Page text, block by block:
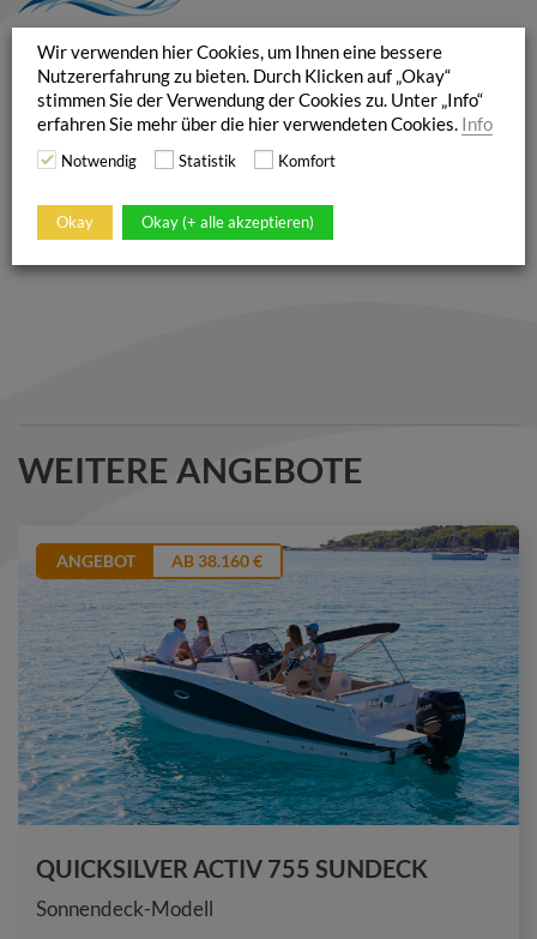
WEITERE ANGEBOTE
ANGEBOT AB 38.160 €
QUICKSILVER ACTIV 755 SUNDECK
Sonnendeck-Modell
Wir verwenden hier Cookies, um Ihnen eine bessere
Nutzererfahrung zu bieten. Durch Klicken auf „Okay“
stimmen Sie der Verwendung der Cookies zu. Unter „Info“
erfahren Sie mehr über die hier verwendeten Cookies. Info
Notwendig Statistik Komfort
Okay Okay (+ alle akzeptieren)